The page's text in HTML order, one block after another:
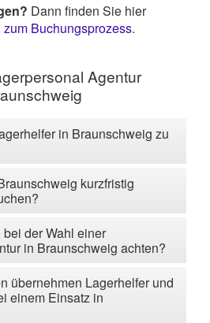
Dann finden Sie hier
Buchungsprozess.
Agentur
in Braunschweig zu
kurzfristig
der Wahl einer
in Braunschweig achten?
übernehmen Lagerhelfer und
einem Einsatz in